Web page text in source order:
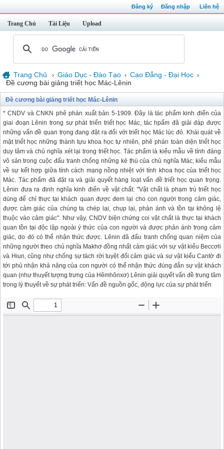
Đăng ký Đăng nhập Liên hệ
Trang Chủ Tài Liệu Upload
Trang Chủ › Giáo Dục - Đào Tạo › Cao Đẳng - Đại Học ›
Đề cương bài giảng triết học Mác-Lênin
Đề cương bài giảng triết học Mác-Lênin
* CNDV và CNKN phê phán xuất bản 5-1909. Đây là tác phẩm kinh điển của
giai đoạn Lênin trong sự phát triển triết học Mác, tác hpẩm đã giải đáp được
những vấn đề quan trọng đang đặt ra đối với triết học Mác lúc đó. Khái quát về
mặt triết học những thành tựu khoa học tự nhiên, phê phán toàn diện triết học
duy tâm và chủ nghĩa xét lại trong triết học. Tác phẩm là kiểu mẫu về tính đảng
vô sản trong cuộc đấu tranh chống những kẻ thù của chủ nghĩa Mác; kiểu mẫu
về sự kết hợp giữa tính cách mạng nồng nhiệt với tính khoa học của triết học
Mác. Tác phẩm đã đặt ra và giải quyết hàng loạt vấn đề triết học quan trọng.
Lênin đưa ra định nghĩa kinh điển về vật chất: "Vật chất là phạm trù triết học
dùng để chỉ thực tại khách quan được đem lại cho con người trong cảm giác,
được cảm giác của chúng ta chép lại, chụp lại, phản ánh và tồn tại không lệ
thuộc vào cảm giác". Như vậy, CNDV biện chứng coi vật chất là thực tại khách
quan tồn tại độc lập ngoài ý thức của con người và được phản ánh trong cảm
giác, do đó có thể nhận thức được. Lênin đã đấu tranh chống quan niệm của
những người theo chủ nghĩa Makhơ đồng nhất cảm giác với sự vật kiểu Beccơli
và Hiun, cũng như chống sự tách rời tuyệt đối cảm giác và sự vật kiểu Cantờ đi
tới phủ nhận khả năng của con người có thể nhận thức đúng đắn sự vật khách
quan (như thuyết tượng trưng của Hêmhônxơ) Lênin giải quyết vấn đề trung tâm
trong lý thuyết về sự phát triển: Vấn đề nguồn gốc, động lực của sự phát triển